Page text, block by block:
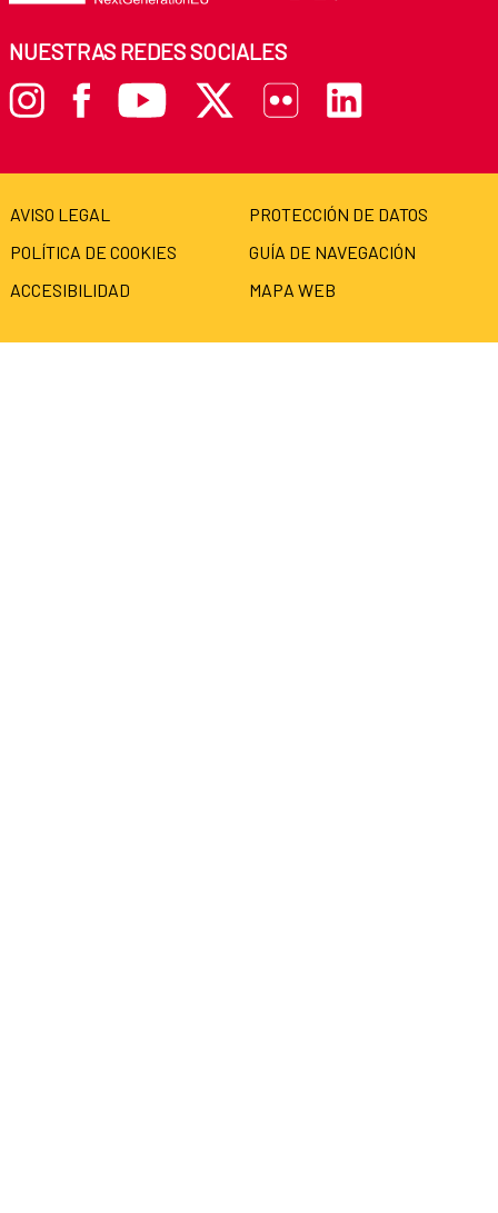
NUESTRAS REDES SOCIALES
AVISO LEGAL
PROTECCIÓN DE DATOS
POLÍTICA DE COOKIES
GUÍA DE NAVEGACIÓN
ACCESIBILIDAD
MAPA WEB